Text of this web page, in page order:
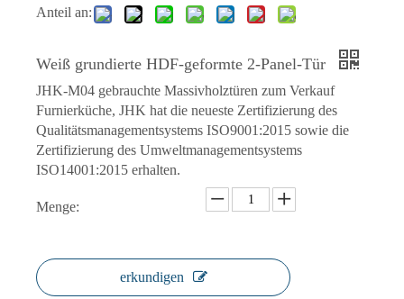
30 Zoll x 80 Zoll Grundierte MDF-Verbundlamelle mit durchgehender Lamelle über Lamellen-Innentürplatte
Anteil an:
Weiß grundierte HDF-geformte 2-Panel-Tür
JHK-M04 gebrauchte Massivholztüren zum Verkauf
Furnierküche, JHK hat die neueste Zertifizierung des
Qualitätsmanagementsystems ISO9001:2015 sowie die
Zertifizierung des Umweltmanagementsystems
ISO14001:2015 erhalten.
Menge:
erkundigen